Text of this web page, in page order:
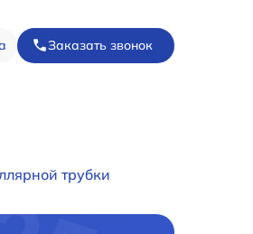
Заказать звонок
трубки